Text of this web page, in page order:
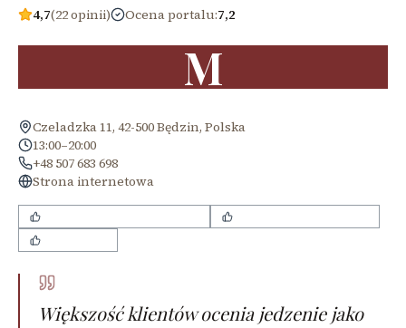
4,7(22 opinii) Ocena portalu:7,2
M
Czeladzka 11, 42-500 Będzin, Polska
13:00–20:00
+48 507 683 698
Strona internetowa
Większość klientów ocenia jedzenie jako